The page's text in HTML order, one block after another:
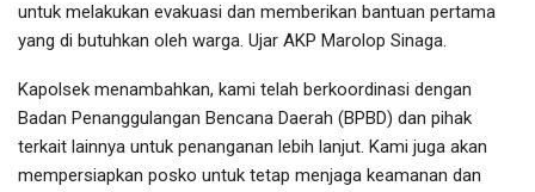
untuk melakukan evakuasi dan memberikan bantuan pertama
yang di butuhkan oleh warga. Ujar AKP Marolop Sinaga.
Kapolsek menambahkan, kami telah berkoordinasi dengan
Badan Penanggulangan Bencana Daerah (BPBD) dan pihak
terkait lainnya untuk penanganan lebih lanjut. Kami juga akan
mempersiapkan posko untuk tetap menjaga keamanan dan